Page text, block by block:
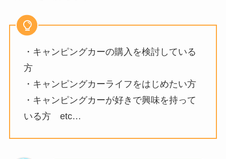
・キャンピングカーの購入を検討している
方
・キャンピングカーライフをはじめたい方
・キャンピングカーが好きで興味を持って
いる方 etc…